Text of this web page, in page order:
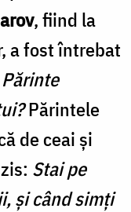
, fiind la
a fost întrebat
Părinte
Părintele
de ceai şi
Stai pe
şi când simţi